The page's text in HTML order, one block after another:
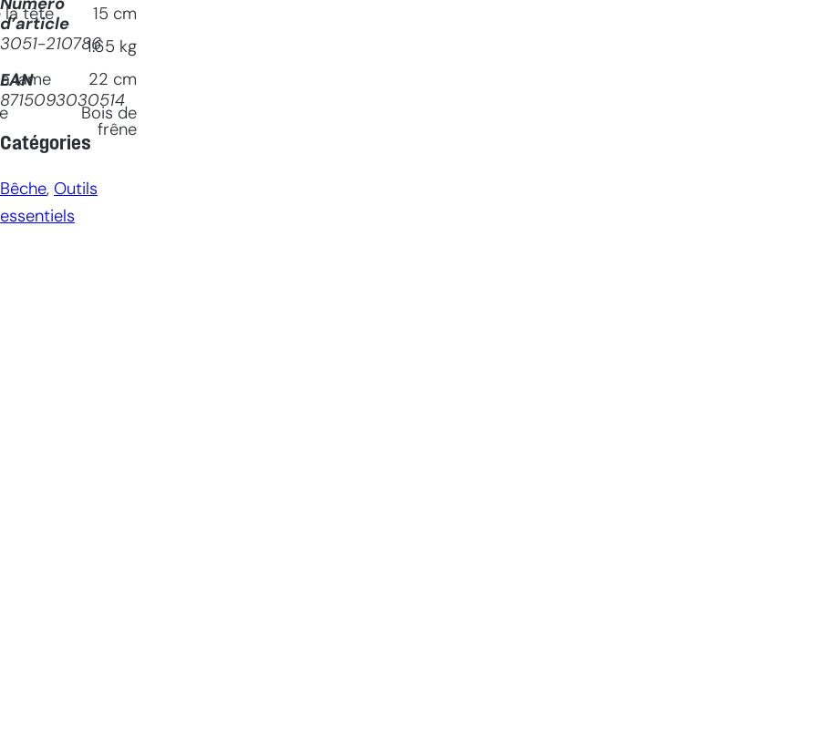
la tête
15 cm
1.65 kg
lame
22 cm
Bois de
frêne
Numéro
d’article
3051-210786
EAN
8715093030514
Catégories
Bêche, Outils
essentiels